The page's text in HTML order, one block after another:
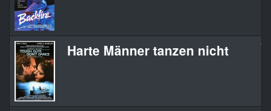
Harte Männer tanzen nicht